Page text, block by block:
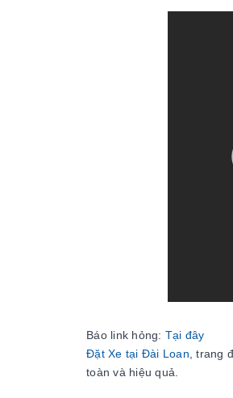
Báo link hỏng: Tại đây
Đặt Xe tại Đài Loan , trang
toàn và hiệu quả.